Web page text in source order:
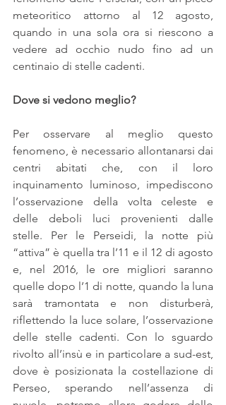
meteoritico attorno al 12 agosto,
quando in una sola ora si riescono a
vedere ad occhio nudo fino ad un
centinaio di stelle cadenti.
Dove si vedono meglio?
Per osservare al meglio questo
fenomeno, è necessario allontanarsi dai
centri abitati che, con il loro
inquinamento luminoso, impediscono
l’osservazione della volta celeste e
delle deboli luci provenienti dalle
stelle. Per le Perseidi, la notte più
“attiva” è quella tra l’11 e il 12 di agosto
e, nel 2016, le ore migliori saranno
quelle dopo l’1 di notte, quando la luna
sarà tramontata e non disturberà,
riflettendo la luce solare, l’osservazione
delle stelle cadenti. Con lo sguardo
rivolto all’insù e in particolare a sud-est,
dove è posizionata la costellazione di
Perseo, sperando nell’assenza di